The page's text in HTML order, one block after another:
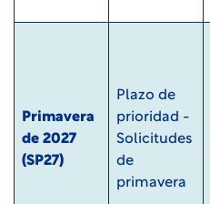
Primavera
de 2027
(SP27)
Plazo de
prioridad -
Solicitudes
de
primavera